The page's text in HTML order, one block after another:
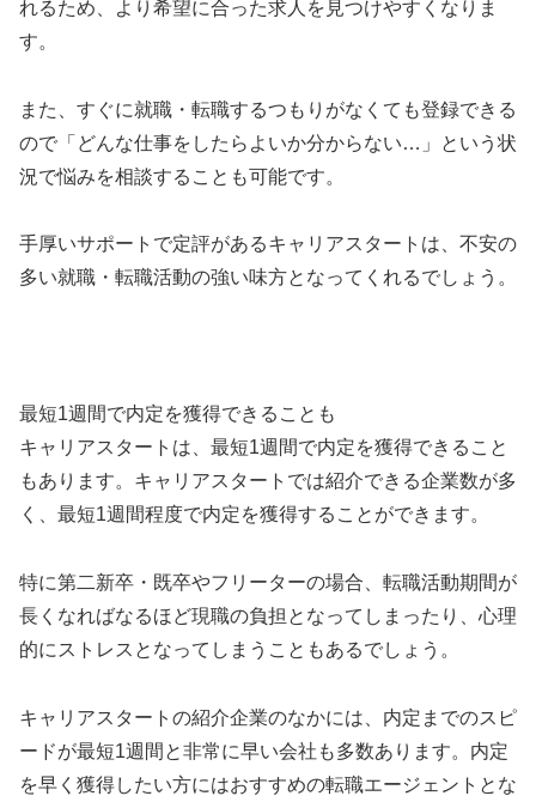
れるため、より希望に合った求人を見つけやすくなりま
す。
また、すぐに就職・転職するつもりがなくても登録できる
ので「どんな仕事をしたらよいか分からない…」という状
況で悩みを相談することも可能です。
手厚いサポートで定評があるキャリアスタートは、不安の
多い就職・転職活動の強い味方となってくれるでしょう。
最短1週間で内定を獲得できることも
キャリアスタートは、最短1週間で内定を獲得できること
もあります。キャリアスタートでは紹介できる企業数が多
く、最短1週間程度で内定を獲得することができます。
特に第二新卒・既卒やフリーターの場合、転職活動期間が
長くなればなるほど現職の負担となってしまったり、心理
的にストレスとなってしまうこともあるでしょう。
キャリアスタートの紹介企業のなかには、内定までのスピ
ードが最短1週間と非常に早い会社も多数あります。内定
を早く獲得したい方にはおすすめの転職エージェントとな